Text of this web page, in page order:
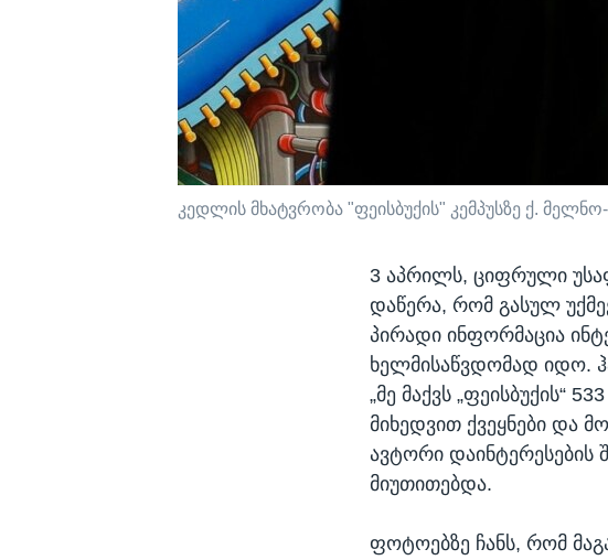
კედლის მხატვრობა "ფეისბუქის" კემპუსზე ქ.
3 აპრილს, ციფრული
დაწერა, რომ გასულ
პირადი ინფორმაცია
ხელმისაწვდომად იდო.
„მე მაქვს „ფეისბუქის“
მიხედვით ქვეყნები და
ავტორი დაინტერესების
მიუთითებდა.
ფოტოებზე ჩანს, რომ